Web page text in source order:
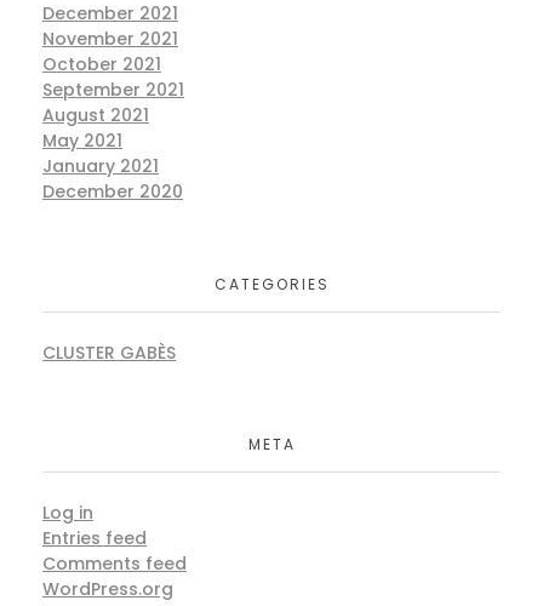
December 2021
November 2021
October 2021
September 2021
August 2021
May 2021
January 2021
December 2020
CATEGORIES
CLUSTER GABÈS
META
Log in
Entries feed
Comments feed
WordPress.org